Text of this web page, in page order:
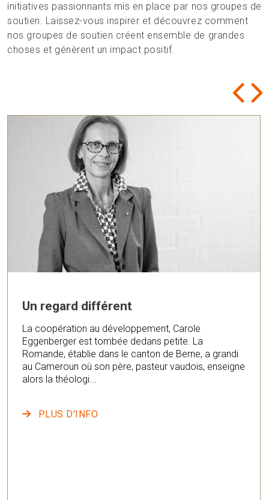
initiatives passionnants mis en place par nos groupes de
soutien. Laissez-vous inspirer et découvrez comment
nos groupes de soutien créent ensemble de grandes
choses et génèrent un impact positif.
Un regard différent
La coopération au développement, Carole
Eggenberger est tombée dedans petite. La
Romande, établie dans le canton de Berne, a grandi
au Cameroun où son père, pasteur vaudois, enseigne
alors la théologi...
PLUS D'INFO